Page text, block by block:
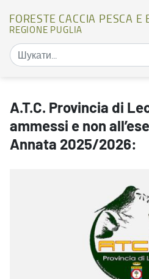
FORESTE CACCIA PESCA E
REGIONE PUGLIA
A.T.C. Provincia di
ammessi e non
Annata 2025/2026: